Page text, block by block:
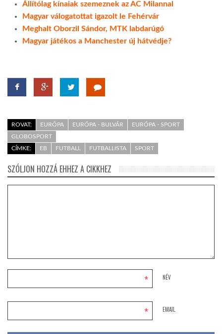
Állítólag kínaiak szemeznek az AC Milannal
Magyar válogatottat igazolt le Fehérvár
Meghalt Oborzil Sándor, MTK labdarúgó
Magyar játékos a Manchester új hátvédje?
ROVAT: EURÓPA EURÓPA - BULVÁR
EURÓPA - SPORT
GLOBOSPORT
CÍMKE:
EB FUTBALL FUTBALLISTA SPORT
SZÓLJON HOZZÁ EHHEZ A CIKKHEZ
NÉV
*
EMAIL
*